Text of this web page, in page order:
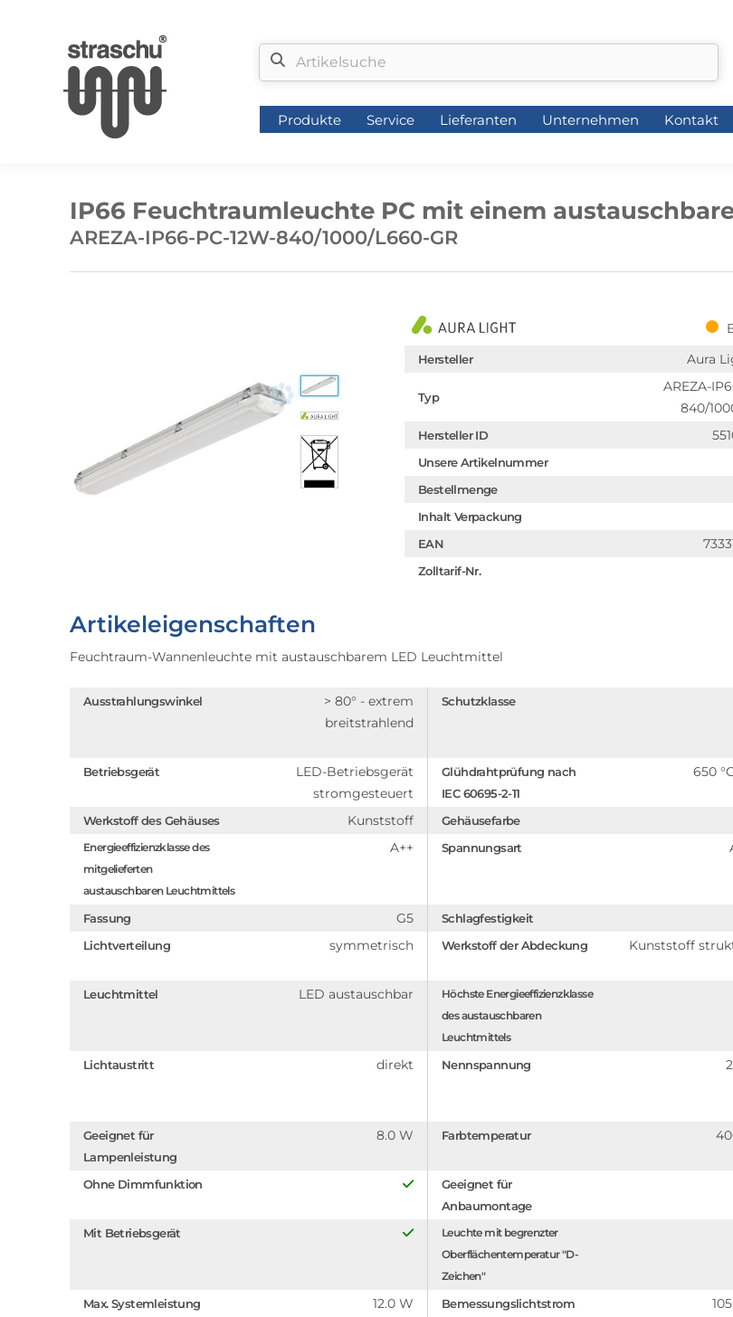
Produkte Service Lieferanten Unternehmen Kontakt
IP66 Feuchtraumleuchte PC mit einem
AREZA-IP66-PC-12W-840/1000/L660-GR
Hersteller Aura
Typ
AREZA-
840/
Hersteller ID
Unsere Artikelnummer
Bestellmenge
Inhalt Verpackung
EAN
Zolltarif-Nr.
Artikeleigenschaften
Feuchtraum-Wannenleuchte mit austauschbarem LED Leuchtmittel
Ausstrahlungswinkel
> 80° - extrem
breitstrahlend
Schutzklasse
Betriebsgerät
LED-Betriebsgerät
stromgesteuert
Glühdrahtprüfung nach
IEC 60695-2-11
650
Werkstoff des Gehäuses Kunststoff Gehäusefarbe
Energieeffizienzklasse des
mitgelieferten
austauschbaren Leuchtmittels
A++ Spannungsart
Fassung G5 Schlagfestigkeit
Lichtverteilung symmetrisch Werkstoff der Abdeckung Kunststoff
Leuchtmittel LED austauschbar
Höchste Energieeffizienzklasse
des austauschbaren
Leuchtmittels
Lichtaustritt direkt Nennspannung
Geeignet für
Lampenleistung
8.0 W Farbtemperatur
Ohne Dimmfunktion
Geeignet für
Anbaumontage
Mit Betriebsgerät
Leuchte mit begrenzter
Oberflächentemperatur "D-
Zeichen"
Max. Systemleistung 12.0 W
Bemessungslichtstrom
Produkte Service Lieferanten Unternehmen Kontakt